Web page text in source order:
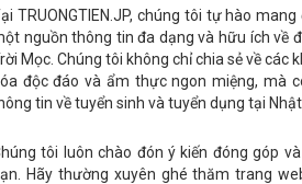
TRUONGTIEN.JP, chúng tôi tự hào
nguồn thông tin đa dạng và hữu ích về
Mọc. Chúng tôi không chỉ chia sẻ về các
độc đáo và ẩm thực ngon miệng, mà
tin về tuyển sinh và tuyển dụng tại
tôi luôn chào đón ý kiến đóng góp
Hãy thường xuyên ghé thăm trang